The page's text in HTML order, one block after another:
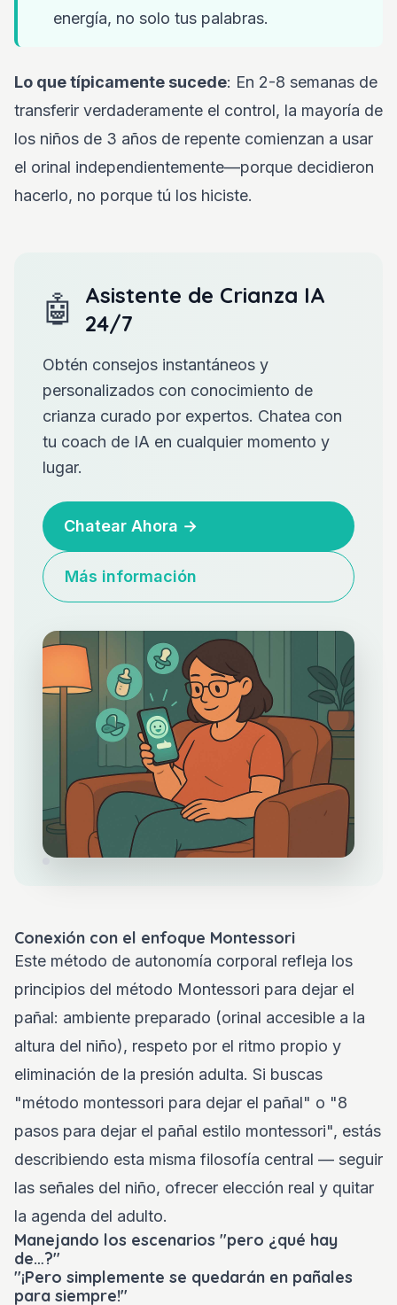
energía, no solo tus palabras.
Lo que típicamente sucede: En 2-8 semanas de
transferir verdaderamente el control, la mayoría de
los niños de 3 años de repente comienzan a usar
el orinal independientemente—porque decidieron
hacerlo, no porque tú los hiciste.
🤖
Asistente de Crianza IA
24/7
Obtén consejos instantáneos y
personalizados con conocimiento de
crianza curado por expertos. Chatea con
tu coach de IA en cualquier momento y
lugar.
Chatear Ahora →
Más información
Conexión con el enfoque Montessori
Este método de autonomía corporal refleja los
principios del método Montessori para dejar el
pañal: ambiente preparado (orinal accesible a la
altura del niño), respeto por el ritmo propio y
eliminación de la presión adulta. Si buscas
"método montessori para dejar el pañal" o "8
pasos para dejar el pañal estilo montessori", estás
describiendo esta misma filosofía central — seguir
las señales del niño, ofrecer elección real y quitar
la agenda del adulto.
Manejando los escenarios "pero ¿qué hay
de…?"
"¡Pero simplemente se quedarán en pañales
para siempre!"